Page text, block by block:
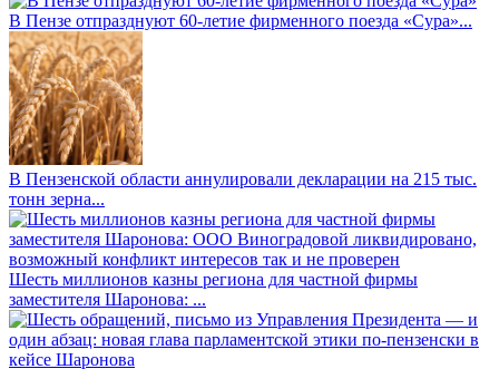
В Пензе отпразднуют 60-летие фирменного поезда «Сура»...
В Пензенской области аннулировали декларации на 215 тыс.
тонн зерна...
Шесть миллионов казны региона для частной фирмы
заместителя Шаронова: ...